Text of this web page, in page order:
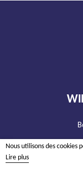
Nous utilisons des
Lire plus